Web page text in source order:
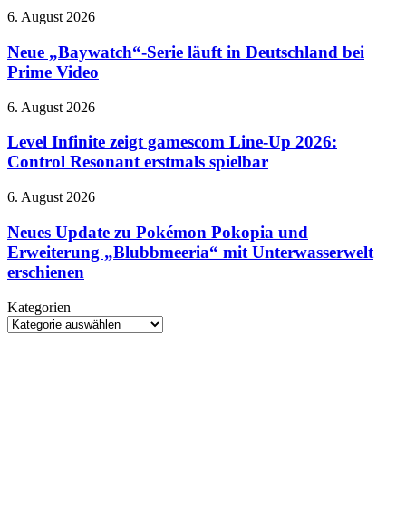
soll
im
September
Neue
Serie
läuft
in
bei
Video
6. August 2026
Neue „Baywatch“-Serie läuft in Deutschland bei
Prime Video
Level
zeigt
gamescom
Line-
2026:
Resonant
erstmals
spielbar
6. August 2026
Level Infinite zeigt gamescom Line-Up 2026:
Control Resonant erstmals spielbar
Neues
zu
Pokémon
Pokopia
und
„Blubbmeeria“
mit
6. August 2026
Neues Update zu Pokémon Pokopia und
Erweiterung „Blubbmeeria“ mit Unterwasserwelt
erschienen
Kategorien
Kategorien